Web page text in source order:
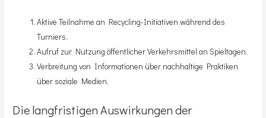
Aktive Teilnahme an Recycling-Initiativen während des
Turniers.
Aufruf zur Nutzung öffentlicher Verkehrsmittel an Spieltagen.
Verbreitung von Informationen über nachhaltige Praktiken
über soziale Medien.
Die langfristigen Auswirkungen der